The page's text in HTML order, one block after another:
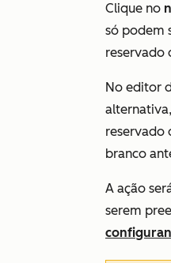
Clique no
só podem
reservado
No editor
reservado
branco
A ação
serem